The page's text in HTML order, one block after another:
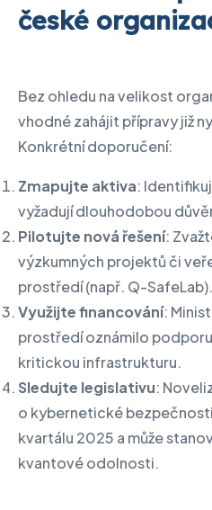
české
Bez ohledu na velikost
vhodné zahájit přípravy již
Konkrétní doporučení:
Zmapujte aktiva:
vyžadují dlouhodobou
Pilotujte nová řešení:
výzkumných projektů či
prostředí (např. Q-SafeLab).
Využijte financování:
prostředí oznámilo
kritickou infrastrukturu.
Sledujte legislativu:
o kybernetické
kvartálu 2025 a může
kvantové odolnosti.